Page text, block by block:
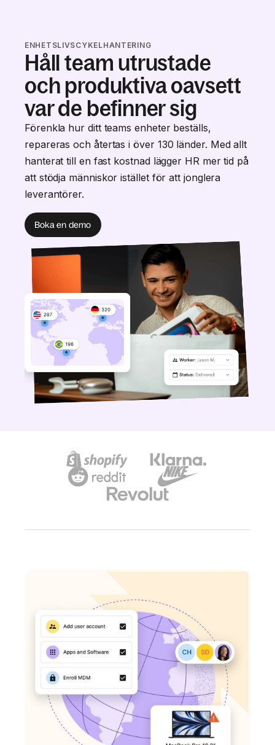
ENHETSLIVSCYKELHANTERING
Håll team utrustade
och produktiva oavsett
var de befinner sig
Förenkla hur ditt teams enheter beställs,
repareras och återtas i över 130 länder. Med allt
hanterat till en fast kostnad lägger HR mer tid på
att stödja människor istället för att jonglera
leverantörer.
Boka en demo